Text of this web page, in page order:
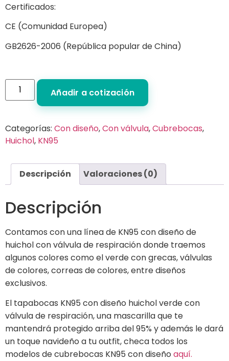
Certificados:
CE (Comunidad Europea)
GB2626-2006 (República popular de China)
Añadir a cotización
Categorías: Con diseño,Con válvula,Cubrebocas,
Huichol, KN95
Descripción Valoraciones (0)
Descripción
Contamos con una línea de KN95 con diseño de
huichol con válvula de respiración donde traemos
algunos colores como el verde con grecas, válvulas
de colores, correas de colores, entre diseños
exclusivos.
El tapabocas KN95 con diseño huichol verde con
válvula de respiración, una mascarilla que te
mantendrá protegido arriba del 95% y además le dará
un toque navideño a tu outfit, checa todos los
modelos de cubrebocas KN95 con diseño aquí.